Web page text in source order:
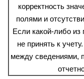
корректность
полями и
Если какой-либо из
не принять к
между сведениями,